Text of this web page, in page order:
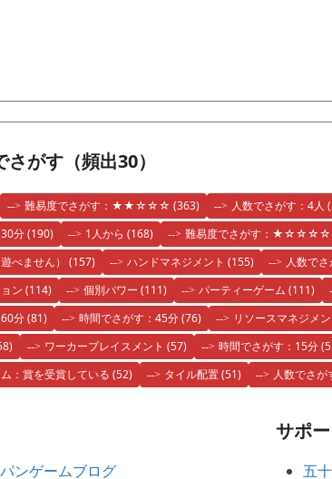
がす（頻出30）
難易度でさがす：★★☆☆☆ (363) 人数でさがす：4人
分(190) 1人から (168) 難易度でさがす：★☆☆☆☆
べません） (157) ハンドマネジメント (155) 人数で
ン (114) 個別パワー (111) パーティーゲーム (111)
分(81) 時間でさがす：45分(76) リソースマネジメン
ワーカープレイスメント (57) 時間でさがす：15分
：賞を受賞している (52) タイル配置(51) 人数でさが
ンゲームブログ
サポー
五